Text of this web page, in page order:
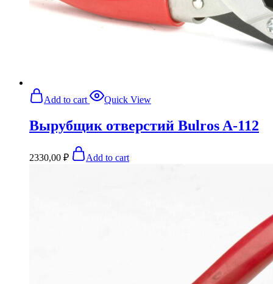
Add to cart Quick View
Вырубщик отверстий Bulros A-112
2330,00 ₽ Add to cart